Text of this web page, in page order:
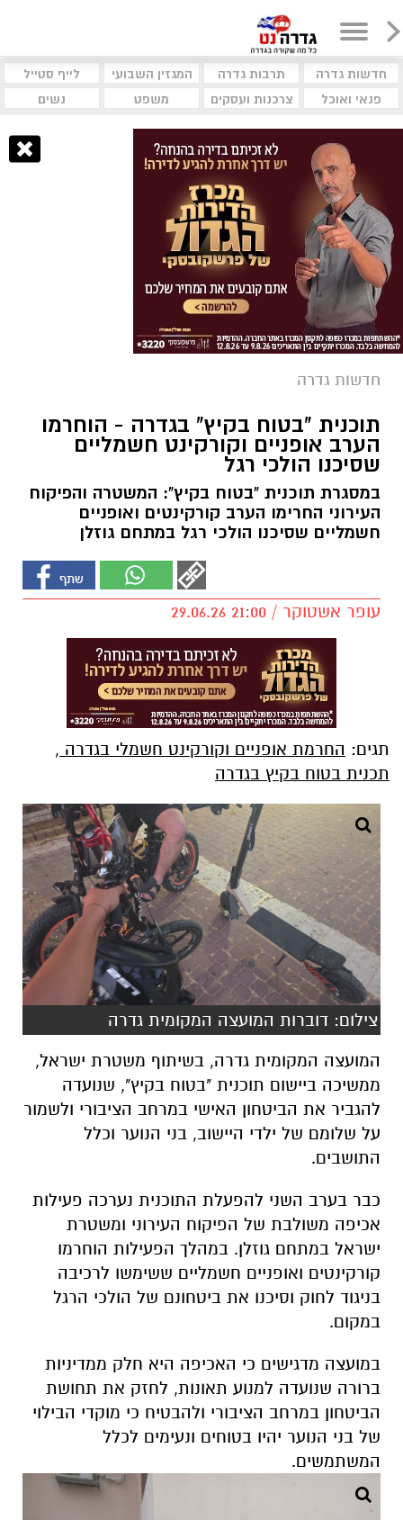
חדשות גדרה תרבות גדרה המגזין השבועי
לייף סטייל
פנאי ואוכל
צרכנות ועסקים משפט נשים
חדשות גדרה
תוכנית "בטוח בקיץ" בגדרה - הוחרמו
הערב אופניים וקורקינט חשמליים
שסיכנו הולכי רגל
במסגרת תוכנית "בטוח בקיץ": המשטרה והפיקוח
העירוני החרימו הערב קורקינטים ואופניים
חשמליים שסיכנו הולכי רגל במתחם גוזלן
עופר אשטוקר / 21:00 29.06.26
תגים: החרמת אופניים וקורקינט חשמלי בגדרה ,
תכנית בטוח בקיץ בגדרה
צילום: דוברות המועצה המקומית גדרה
המועצה המקומית גדרה, בשיתוף משטרת ישראל,
ממשיכה ביישום תוכנית "בטוח בקיץ", שנועדה
להגביר את הביטחון האישי במרחב הציבורי ולשמור
על שלומם של ילדי היישוב, בני הנוער וכלל
התושבים.
כבר בערב השני להפעלת התוכנית נערכה פעילות
אכיפה משולבת של הפיקוח העירוני ומשטרת
ישראל במתחם גוזלן. במהלך הפעילות הוחרמו
קורקינטים ואופניים חשמליים ששימשו לרכיבה
בניגוד לחוק וסיכנו את ביטחונם של הולכי הרגל
במקום.
במועצה מדגישים כי האכיפה היא חלק ממדיניות
ברורה שנועדה למנוע תאונות, לחזק את תחושת
הביטחון במרחב הציבורי ולהבטיח כי מוקדי הבילוי
של בני הנוער יהיו בטוחים ונעימים לכלל
המשתמשים.